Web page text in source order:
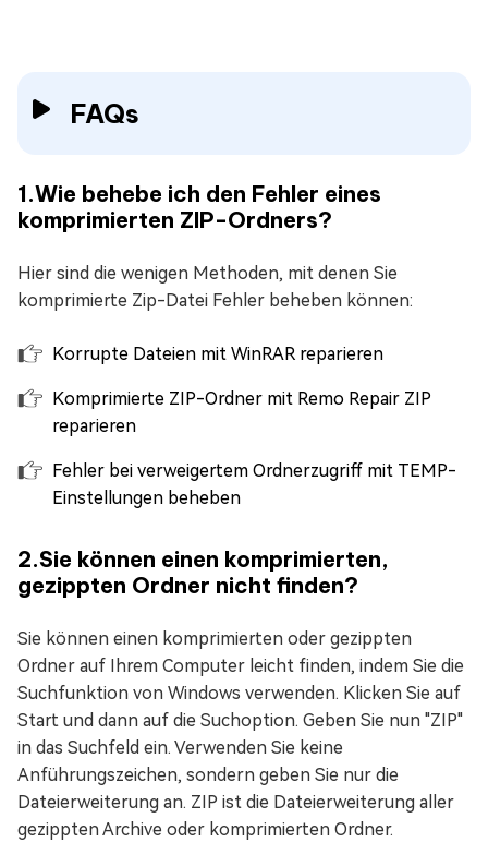
FAQs
1.Wie behebe ich den Fehler eines
komprimierten ZIP-Ordners?
Hier sind die wenigen Methoden, mit denen Sie
komprimierte Zip-Datei Fehler beheben können:
Korrupte Dateien mit WinRAR reparieren
Komprimierte ZIP-Ordner mit Remo Repair ZIP
reparieren
Fehler bei verweigertem Ordnerzugriff mit TEMP-
Einstellungen beheben
2.Sie können einen komprimierten,
gezippten Ordner nicht finden?
Sie können einen komprimierten oder gezippten
Ordner auf Ihrem Computer leicht finden, indem Sie die
Suchfunktion von Windows verwenden. Klicken Sie auf
Start und dann auf die Suchoption. Geben Sie nun "ZIP"
in das Suchfeld ein. Verwenden Sie keine
Anführungszeichen, sondern geben Sie nur die
Dateierweiterung an. ZIP ist die Dateierweiterung aller
gezippten Archive oder komprimierten Ordner.